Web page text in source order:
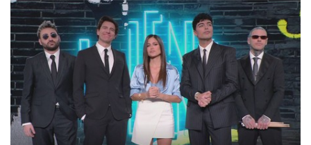
di settore - su quanto la guerra sia diventata una realtà pervasiva.
Anche se l'Italia non è direttamente coinvolta in conflitti armati, il
contesto globale rende impossibile considerarla un fenomeno
lontano.